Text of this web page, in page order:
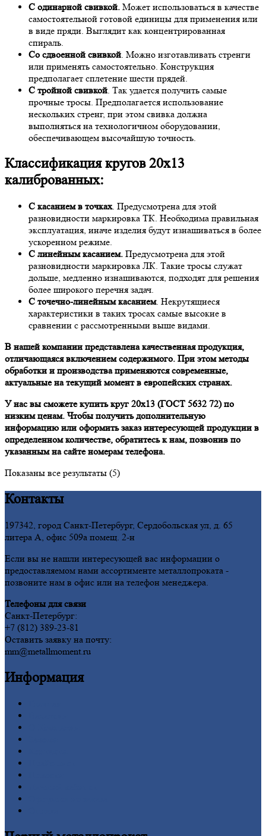
С одинарной свивкой. Может использоваться в качестве
самостоятельной готовой единицы для применения или
в виде пряди. Выглядит как концентрированная
спираль.
Со сдвоенной свивкой . Можно изготавливать стренги
или применять самостоятельно. Конструкция
предполагает сплетение шести прядей.
С тройной свивкой . Так удается получить самые
прочные тросы. Предполагается использование
нескольких стренг, при этом свивка должна
выполняться на технологичном оборудовании,
обеспечивающем высочайшую точность.
Классификация кругов 20х13
калиброванных:
С касанием в точках. Предусмотрена для этой
разновидности маркировка ТК. Необходима правильная
эксплуатация, иначе изделия будут изнашиваться в более
ускоренном режиме.
С линейным касанием. Предусмотрена для этой
разновидности маркировка ЛК. Такие тросы служат
дольше, медленно изнашиваются, подходят для решения
более широкого перечня задач.
С точечно-линейным касанием. Некрутящиеся
характеристики в таких тросах самые высокие в
сравнении с рассмотренными выше видами.
В нашей компании представлена качественная продукция,
отличающаяся включением содержимого. При этом методы
обработки и производства применяются современные,
актуальные на текущий момент в европейских странах.
У нас вы сможете купить круг 20х13 (ГОСТ 5632 72) по
низким ценам. Чтобы получить дополнительную
информацию или оформить заказ интересующей продукции в
определенном количестве, обратитесь к нам, позвонив по
указанным на сайте номерам телефона.
Показаны все результаты (5)
Контакты
197342, город Санкт-Петербург, Сердобольская ул, д. 65
литера А, офис 509а помещ. 2-н
Если вы не нашли интересующей вас информации о
предоставляемом нами ассортименте металлопроката -
позвоните нам в офис или на телефон менеджера.
Телефоны для связи
Санкт-Петербург:
+7 (812) 389-23-81
Оставить заявку на почту:
mm@metallmoment.ru
Информация